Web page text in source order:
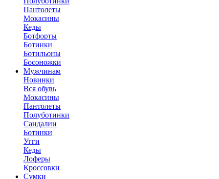
Пантолеты
Мокасины
Кеды
Ботфорты
Ботинки
Ботильоны
Босоножки
Мужчинам
Новинки
Вся обувь
Мокасины
Пантолеты
Полуботинки
Сандалии
Ботинки
Угги
Кеды
Лоферы
Кроссовки
Сумки